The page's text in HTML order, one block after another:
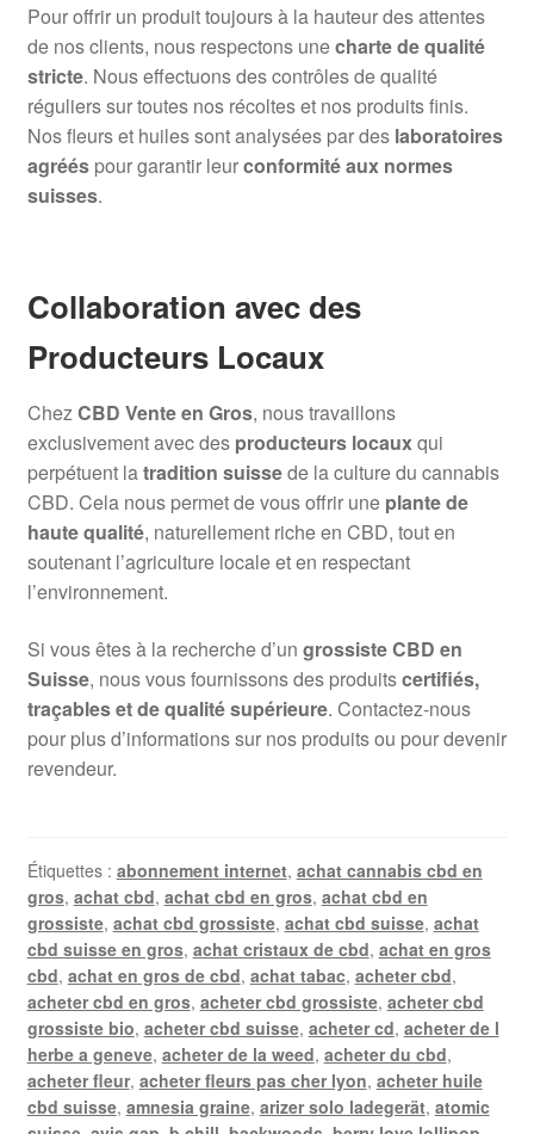
Pour offrir un produit toujours à la hauteur des attentes
de nos clients, nous respectons unecharte de qualité
stricte. Nous effectuons des contrôles de qualité
réguliers sur toutes nos récoltes et nos produits finis.
Nos fleurs et huiles sont analysées par des laboratoires
agrééspour garantir leurconformité aux normes
suisses.
Collaboration avec des
Producteurs Locaux
ChezCBD Vente en Gros, nous travaillons
exclusivement avec des producteurs locauxqui
perpétuent latradition suissede la culture du cannabis
CBD. Cela nous permet de vous offrir une plante de
haute qualité, naturellement riche en CBD, tout en
soutenant l’agriculture locale et en respectant
l’environnement.
Si vous êtes à la recherche d’un grossiste CBD en
Suisse, nous vous fournissons des produitscertifiés,
traçables et de qualité supérieure. Contactez-nous
pour plus d’informations sur nos produits ou pour devenir
revendeur.
Étiquettes : abonnement internet, achat cannabis cbd en
gros, achat cbd, achat cbd en gros, achat cbd en
grossiste, achat cbd grossiste, achat cbd suisse, achat
cbd suisse en gros, achat cristaux de cbd, achat en gros
cbd, achat en gros de cbd, achat tabac, acheter cbd,
acheter cbd en gros, acheter cbd grossiste, acheter cbd
grossiste bio, acheter cbd suisse, acheter cd, acheter de l
herbe a geneve, acheter de la weed, acheter du cbd,
acheter fleur, acheter fleurs pas cher lyon, acheter huile
cbd suisse, amnesia graine, arizer solo ladegerät, atomic